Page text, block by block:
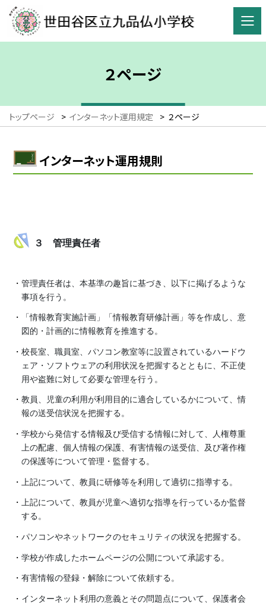
２ページ
トップページ > インターネット運用規定 > ２ページ
インターネット運用規則
３ 管理責任者
管理責任者は、本基準の趣旨に基づき、以下に掲げるような
事項を行う。
「情報教育実施計画」「情報教育研修計画」等を作成し、意
図的・計画的に情報教育を推進する。
校長室、職員室、パソコン教室等に設置されているハードウ
ェア・ソフトウェアの利用状況を把握するとともに、不正使
用や盗難に対して必要な管理を行う。
教員、児童の利用が利用目的に適合しているかについて、情
報の送受信状況を把握する。
学校から発信する情報及び受信する情報に対して、人権尊重
上の配慮、個人情報の保護、有害情報の送受信、及び著作権
の保護等について管理・監督する。
上記について、教員に研修等を利用して適切に指導する。
上記について、教員が児童へ適切な指導を行っているか監督
する。
パソコンやネットワークのセキュリティの状況を把握する。
学校が作成したホームページの公開について承認する。
有害情報の登録・解除について依頼する。
インターネット利用の意義とその問題点について、保護者会